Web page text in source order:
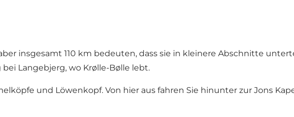
insgesamt 110 km bedeuten, dass sie in kleinere Abschnitte
Langebjerg, wo Krølle-Bølle lebt.
und Löwenkopf. Von hier aus fahren Sie hinunter zur Jons